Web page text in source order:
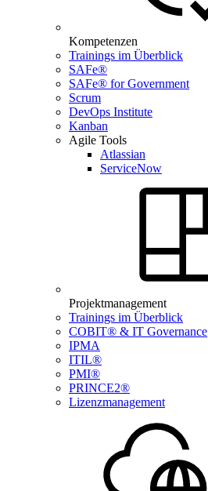
Kompetenzen
Trainings im Überblick
SAFe®
SAFe® for Government
Scrum
DevOps Institute
Kanban
Agile Tools
Atlassian
ServiceNow
Projektmanagement
Trainings im Überblick
COBIT® & IT Governance
IPMA
ITIL®
PMI®
PRINCE2®
Lizenzmanagement